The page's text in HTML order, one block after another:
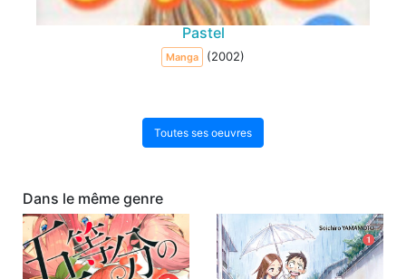
Pastel
Manga (2002)
Toutes ses oeuvres
Dans le même genre